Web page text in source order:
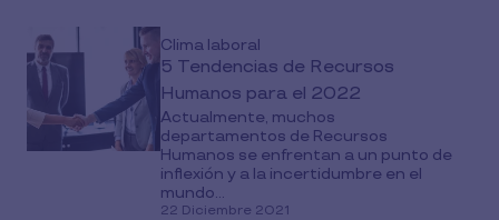
Clima laboral
5 Tendencias de Recursos
Humanos para el 2022
Actualmente, muchos
departamentos de Recursos
Humanos se enfrentan a un punto de
inflexión y a la incertidumbre en el
mundo...
22 Diciembre 2021